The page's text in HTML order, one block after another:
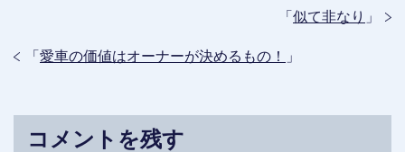
「 似て非なり 」
「 愛車の価値はオーナーが決めるもの！ 」
コメントを残す